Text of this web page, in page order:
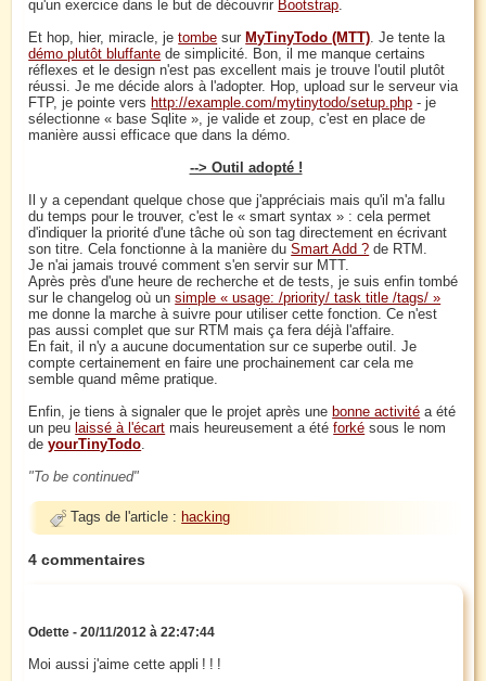
qu'un exercice dans le but de découvrir Bootstrap.
Et hop, hier, miracle, jetombe sur MyTinyTodo (MTT). Je tente la
démo plutôt bluffante de simplicité. Bon, il me manque certains
réflexes et le design n'est pas excellent mais je trouve l'outil plutôt
réussi. Je me décide alors à l'adopter. Hop, upload sur le serveur via
FTP, je pointe vers http://example.com/mytinytodo/setup.php - je
sélectionne « base Sqlite », je valide et zoup, c'est en place de
manière aussi efficace que dans la démo.
--> Outil adopté !
Il y a cependant quelque chose que j'appréciais mais qu'il m'a fallu
du temps pour le trouver, c'est le « smart syntax » : cela permet
d'indiquer la priorité d'une tâche où son tag directement en écrivant
son titre. Cela fonctionne à la manière duSmart Add ? de RTM.
Je n'ai jamais trouvé comment s'en servir sur MTT.
Après près d'une heure de recherche et de tests, je suis enfin tombé
sur le changelog où unsimple « usage: /priority/ task title /tags/ »
me donne la marche à suivre pour utiliser cette fonction. Ce n'est
pas aussi complet que sur RTM mais ça fera déjà l'affaire.
En fait, il n'y a aucune documentation sur ce superbe outil. Je
compte certainement en faire une prochainement car cela me
semble quand même pratique.
Enfin, je tiens à signaler que le projet après une bonne activité a été
un peu laissé à l'écart mais heureusement a étéforké sous le nom
deyourTinyTodo.
To be continued
Tags de l'article : hacking
4 commentaires
Odette - 20/11/2012 à 22:47:44
Moi aussi j'aime cette appli ! ! !